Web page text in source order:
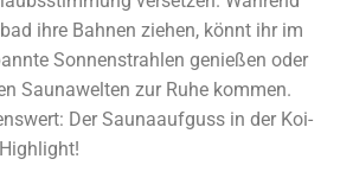
ihre Bahnen ziehen, könnt ihr im
Sonnenstrahlen genießen oder
Saunawelten zur Ruhe kommen.
Der Saunaaufguss in der Koi-